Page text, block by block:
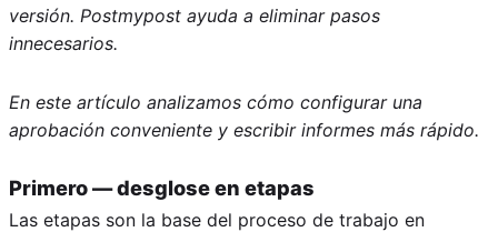
versión. Postmypost ayuda a eliminar pasos
innecesarios.
En este artículo analizamos cómo configurar una
aprobación conveniente y escribir informes más rápido.
Primero — desglose en etapas
Las etapas son la base del proceso de trabajo en